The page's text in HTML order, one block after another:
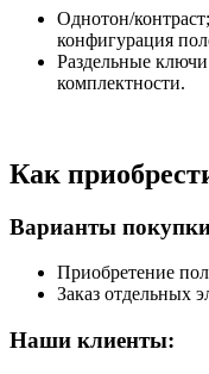
Однотон/
конфигурация
Раздельные
комплектности.
Как
Варианты
Приобретение
Заказ отдельных
Наши клиенты: